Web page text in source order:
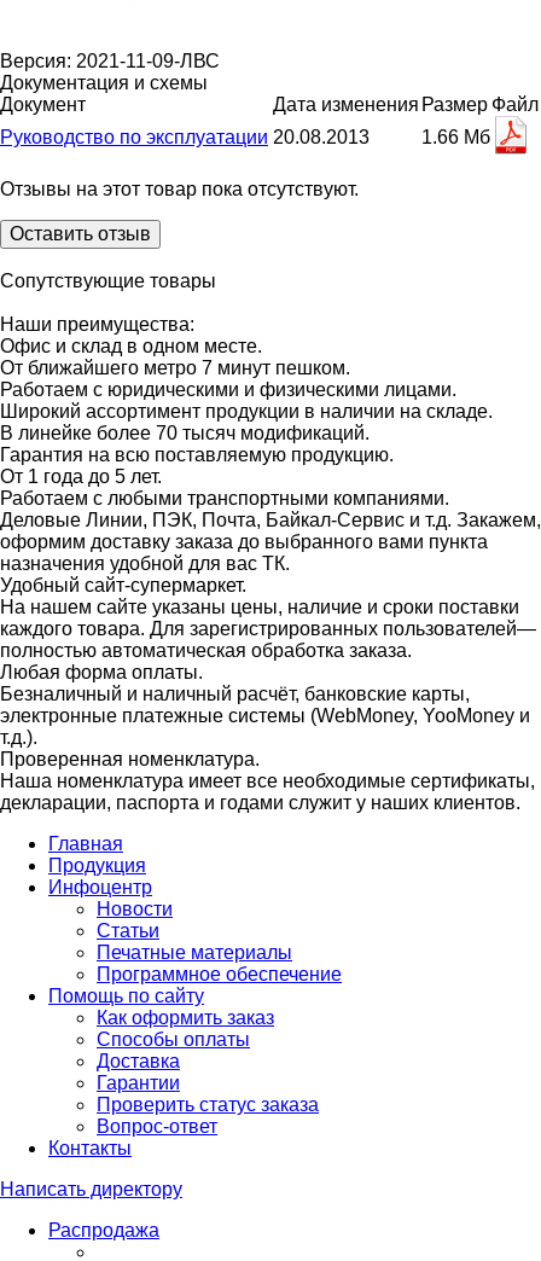
Версия: 2021-11-09-ЛВС
Документация и схемы
Документ
Дата изменения Размер Файл
Руководство по эксплуатации 20.08.2013 1.66 Мб
Отзывы на этот товар пока отсутствуют.
Оставить отзыв
Сопутствующие товары
Наши преимущества:
Офис и склад в одном месте.
От ближайшего метро 7 минут пешком.
Работаем с юридическими и физическими лицами.
Широкий ассортимент продукции в наличии на складе.
В линейке более 70 тысяч модификаций.
Гарантия на всю поставляемую продукцию.
От 1 года до 5 лет.
Работаем с любыми транспортными компаниями.
Деловые Линии, ПЭК, Почта, Байкал-Сервис и т.д. Закажем,
оформим доставку заказа до выбранного вами пункта
назначения удобной для вас ТК.
Удобный сайт-супермаркет.
На нашем сайте указаны цены, наличие и сроки поставки
каждого товара. Для зарегистрированных пользователей—
полностью автоматическая обработка заказа.
Любая форма оплаты.
Безналичный и наличный расчёт, банковские карты,
электронные платежные системы (WebMoney, YooMoney и
т.д.).
Проверенная номенклатура.
Наша номенклатура имеет все необходимые сертификаты,
декларации, паспорта и годами служит у наших клиентов.
Главная
Продукция
Инфоцентр
Новости
Статьи
Печатные материалы
Программное обеспечение
Помощь по сайту
Как оформить заказ
Способы оплаты
Доставка
Гарантии
Проверить статус заказа
Вопрос-ответ
Контакты
Написать директору
Распродажа